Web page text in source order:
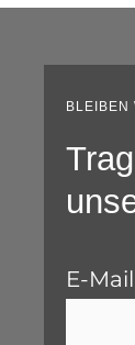
BLEIBEN
E-Mail